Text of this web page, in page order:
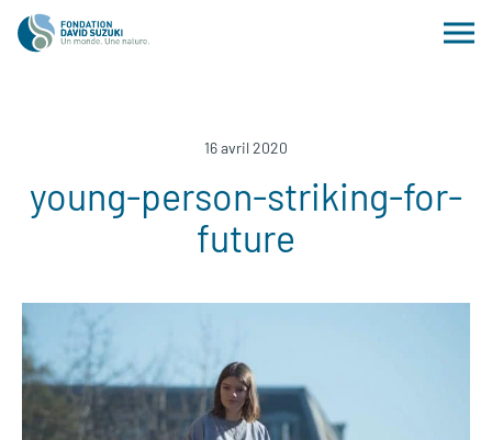
16 avril 2020
young-person-striking-for-
future